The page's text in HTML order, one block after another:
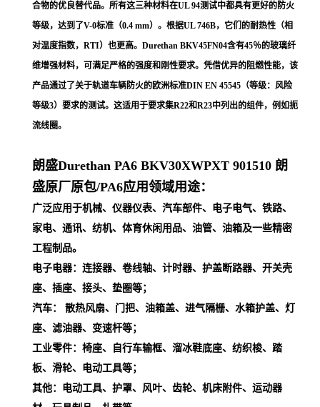
合物的优良替代品。所有这三种材料在UL 94测试中都具有更好的防火
等级，达到了V-0标准（0.4 mm）。根据UL 746B，它们的耐热性（相
对温度指数，RTI）也更高。Durethan BKV45FN04含有45％的玻璃纤
维增强材料，可满足严格的强度和刚性要求。凭借优异的阻燃性能，该
产品通过了关于轨道车辆防火的欧洲标准DIN EN 45545（等级：风险
等级3）要求的测试。这适用于要求集R22和R23中列出的组件，例如扼
流线圈。
朗盛Durethan PA6 BKV30XWPXT 901510 朗
盛原厂原包/PA6应用领域用途：
广泛应用于机械、仪器仪表、汽车部件、电子电气、铁路、
家电、通讯、纺机、体育休闲用品、油管、油箱及一些精密
工程制品。
电子电器：连接器、卷线轴、计时器、护盖断路器、开关壳
座、插座、接头、垫圈等；
汽车： 散热风扇、门把、油箱盖、进气隔栅、水箱护盖、灯
座、滤油器、变速杆等；
工业零件：椅座、自行车输框、溜冰鞋底座、纺织梭、踏
板、滑轮、电动工具等；
其他：电动工具、护罩、风叶、齿轮、机床附件、运动器